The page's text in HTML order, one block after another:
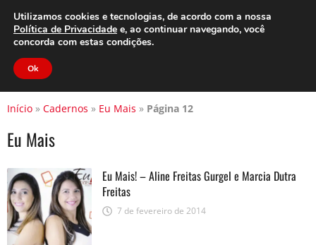
Clube do Assinante Área do Assinante
Início » Cadernos » Eu Mais » Página 12
Eu Mais
Eu Mais! – Aline Freitas Gurgel e Marcia Dutra
Freitas
7 de fevereiro de 2014
Utilizamos cookies e tecnologias, de acordo com a nossa
Política de Privacidade e, ao continuar navegando, você
concorda com estas condições.
Ok